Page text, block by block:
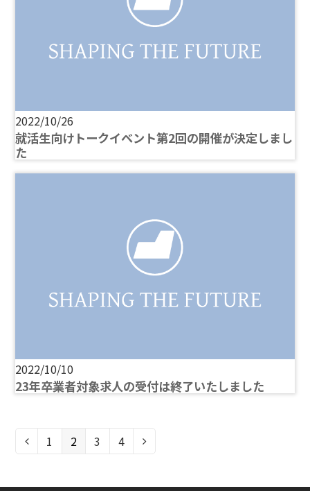
2022/10/26
就活生向けトークイベント第2回の開催が決定しまし
た
2022/10/10
23年卒業者対象求人の受付は終了いたしました
前
ペ
1 ペ
2 ペ
3 ペ
4
次